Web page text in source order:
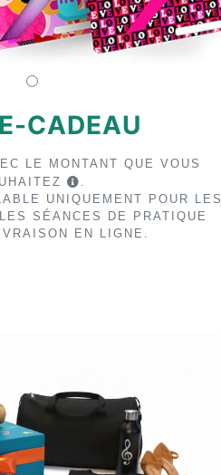
CADEAU
LE MONTANT QUE VOUS
.
UNIQUEMENT POUR LES
SÉANCES DE PRATIQUE
EN LIGNE.